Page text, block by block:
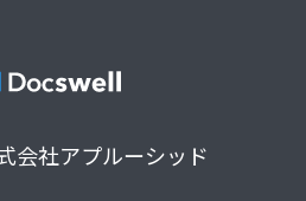
会社アプルーシッド